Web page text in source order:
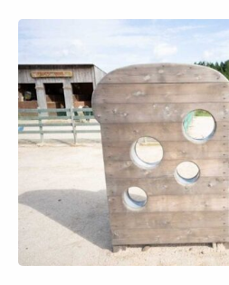
Muguuuとは
広告掲載について
インフォマティブデータポリシ
ー
利用規約